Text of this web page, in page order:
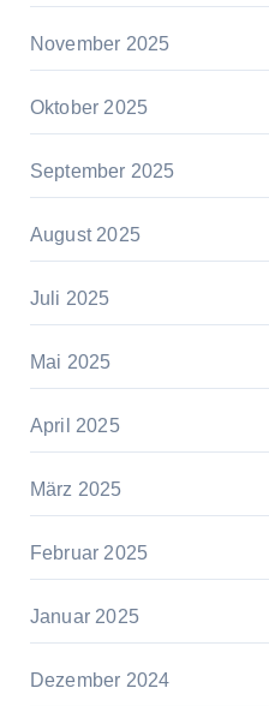
November 2025
Oktober 2025
September 2025
August 2025
Juli 2025
Mai 2025
April 2025
März 2025
Februar 2025
Januar 2025
Dezember 2024